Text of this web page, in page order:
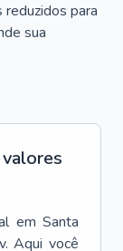
reduzidos para
sua
em Santa
Aqui você